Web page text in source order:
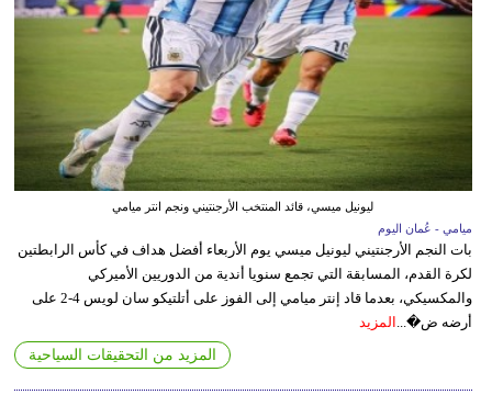
ليونيل ميسي، قائد المنتخب الأرجنتيني ونجم انتر ميامي
ميامي - عُمان اليوم
بات النجم الأرجنتيني ليونيل ميسي يوم الأربعاء أفضل هداف في كأس الرابطتين
لكرة القدم، المسابقة التي تجمع سنويا أندية من الدوريين الأميركي
والمكسيكي، بعدما قاد إنتر ميامي إلى الفوز على أتلتيكو سان لويس 4-2 على
أرضه ض�... المزيد
المزيد من التحقيقات السياحية